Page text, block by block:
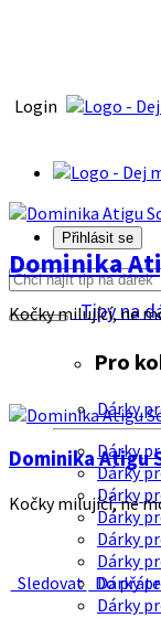
Login
Přihlásit se
Tipy na
Pro
Dárky
Dárky
Dárky
Dárky
Dárky
Dárky
Dárky
Dárky
Dárky
Dominika
Kočky milující, ne
Dominika Atigu
Kočky milující, ne
Sledovat Do